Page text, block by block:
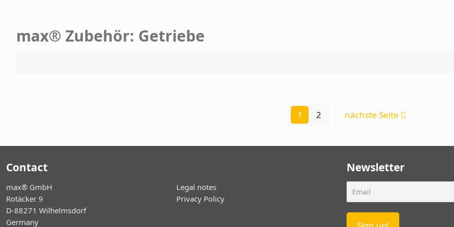
max® Zubehör: Getriebe
1 2 nächste Seite
Contact
max® GmbH
Rotäcker 9
D-88271 Wilhelmsdorf
Germany
Legal notes
Privacy Policy
Newsletter